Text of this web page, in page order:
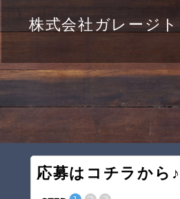
株式会社ガレージ
応募はコチラから♪